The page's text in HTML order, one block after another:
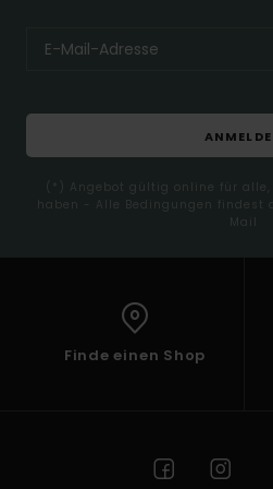
(*) Angebot gültig online für
haben - Alle Bedingungen findest
Mail
Finde einen Shop